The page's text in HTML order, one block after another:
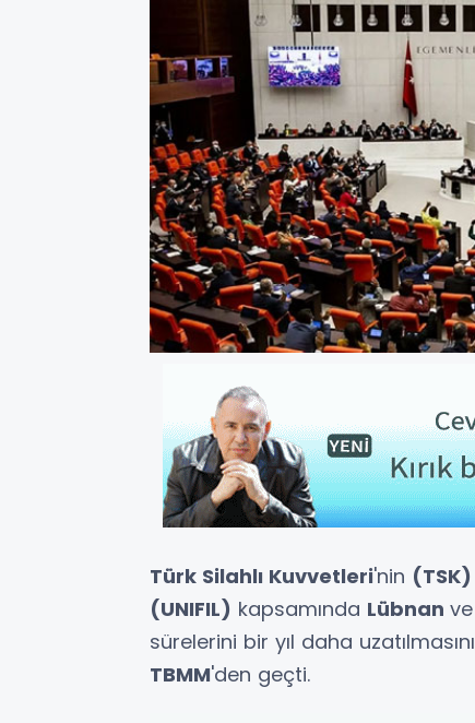
Türk Silahlı Kuvvetleri'nin (TSK)
(UNIFIL) kapsamında Lübnan ve
sürelerini bir yıl daha
TBMM'den geçti.